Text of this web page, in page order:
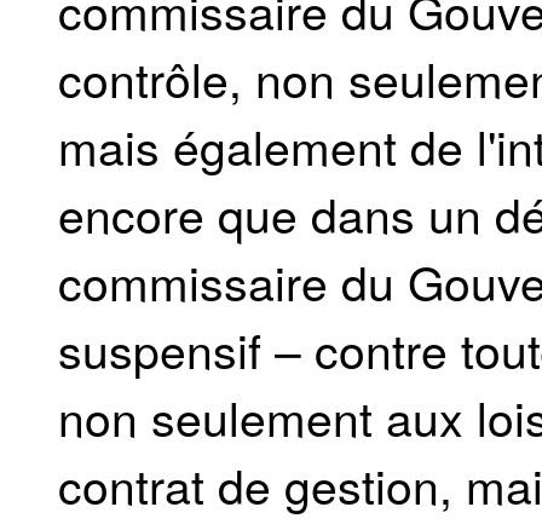
contrôle, non
mais également de
encore que dans un
commissaire du
suspensif – contre
non seulement aux
contrat de gestion,